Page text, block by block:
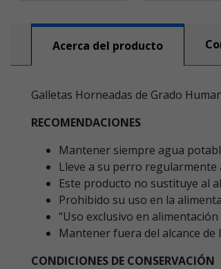
Acerca del producto
Galletas Horneadas de Grado
RECOMENDACIONES
Mantener siempre agua
Lleve a su perro regularmente
Este producto no sustituye al
Prohibido su uso en la
“Uso exclusivo en alimentación
Mantener fuera del alcance de
CONDICIONES DE CONSERVACIÓN